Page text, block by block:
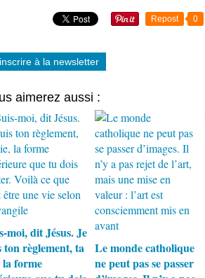
Repost 0
à la newsletter
aimerez aussi :
moi, dit Jésus. Je
ton règlement, ta
la forme
Le monde catholique
ne peut pas se passer